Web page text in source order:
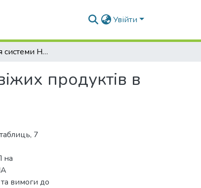
Увійти
Розроблення системи НАССР у відділі логістики свіжих продуктів в умовах ТОВ «Ашан Україна Гіпермаркет», м. Київ
продуктів в
7
на
вимоги до